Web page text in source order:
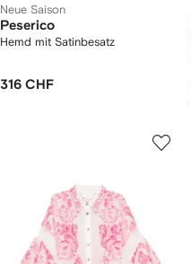
Neue Saison
Peserico
Hemd mit Satinbesatz
316 CHF